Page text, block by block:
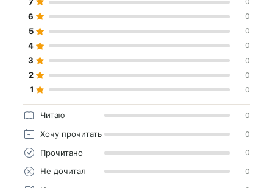
6 0
5 0
4 0
3 0
2 0
1 0
Читаю 0
Хочу прочитать 0
Прочитано 0
Не дочитал 0